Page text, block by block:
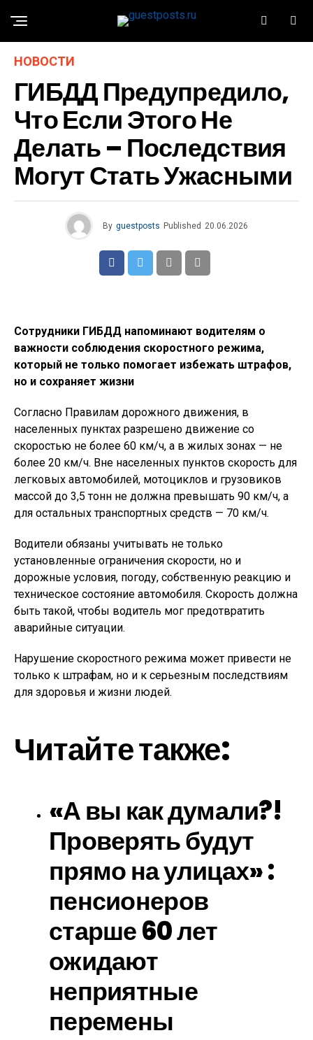
НОВОСТИ
ГИБДД Предупредило,
Что Если Этого Не
Делать – Последствия
Могут Стать Ужасными
By guestposts Published 20.06.2026
Сотрудники ГИБДД напоминают водителям о
важности соблюдения скоростного режима,
который не только помогает избежать штрафов,
но и сохраняет жизни
Согласно Правилам дорожного движения, в
населенных пунктах разрешено движение со
скоростью не более 60 км/ч, а в жилых зонах — не
более 20 км/ч. Вне населенных пунктов скорость для
легковых автомобилей, мотоциклов и грузовиков
массой до 3,5 тонн не должна превышать 90 км/ч, а
для остальных транспортных средств — 70 км/ч.
Водители обязаны учитывать не только
установленные ограничения скорости, но и
дорожные условия, погоду, собственную реакцию и
техническое состояние автомобиля. Скорость должна
быть такой, чтобы водитель мог предотвратить
аварийные ситуации.
Нарушение скоростного режима может привести не
только к штрафам, но и к серьезным последствиям
для здоровья и жизни людей.
Читайте также:
«А вы как думали?!
Проверять будут
прямо на улицах» :
пенсионеров
старше 60 лет
ожидают
неприятные
перемены